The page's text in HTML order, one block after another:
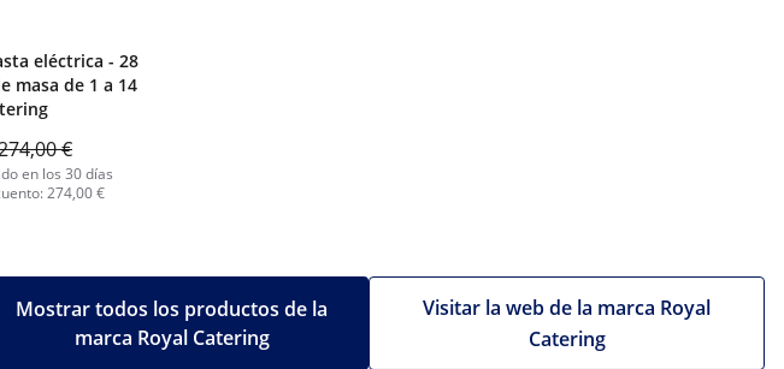
eléctrica - 28
masa de 1 a 14
€
en los 30 días
274,00 €
Visitar la web de la marca Royal
Catering
Mostrar todos los productos de la
marca Royal Catering